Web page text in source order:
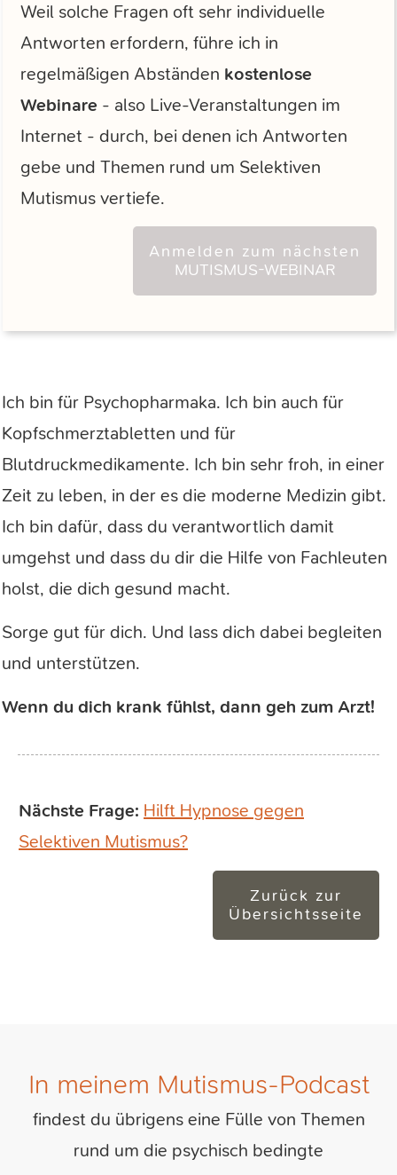
Weil solche Fragen oft sehr individuelle
Antworten erfordern, führe ich in
regelmäßigen Abständen kostenlose
Webinare - also Live-Veranstaltungen im
Internet - durch, bei denen ich Antworten
gebe und Themen rund um Selektiven
Mutismus vertiefe.
Anmelden zum nächsten
MUTISMUS-WEBINAR
Ich bin für Psychopharmaka. Ich bin auch für
Kopfschmerztabletten und für
Blutdruckmedikamente. Ich bin sehr froh, in einer
Zeit zu leben, in der es die moderne Medizin gibt.
Ich bin dafür, dass du verantwortlich damit
umgehst und dass du dir die Hilfe von Fachleuten
holst, die dich gesund macht.
Sorge gut für dich. Und lass dich dabei begleiten
und unterstützen.
Wenn du dich krank fühlst, dann geh zum Arzt!
Nächste Frage: Hilft Hypnose gegen
Selektiven Mutismus?
Zurück zur
Übersichtsseite
In meinem Mutismus-Podcast
findest du übrigens eine Fülle von Themen
rund um die psychisch bedingte